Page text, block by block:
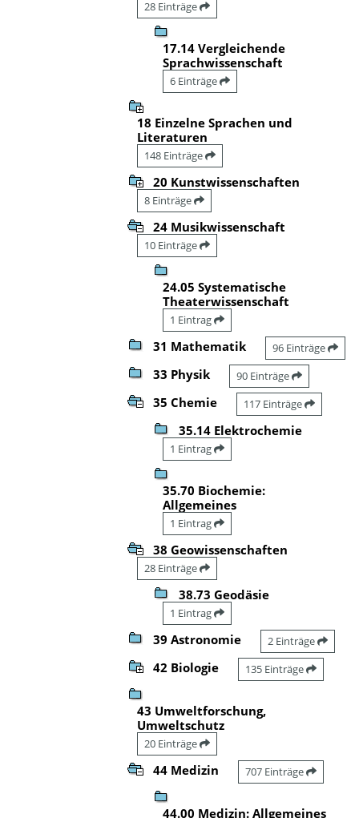
28 Einträge
17.14 Vergleichende
Sprachwissenschaft
6 Einträge
18 Einzelne Sprachen und
Literaturen
148 Einträge
20 Kunstwissenschaften
8 Einträge
24 Musikwissenschaft
10 Einträge
24.05 Systematische
Theaterwissenschaft
1 Eintrag
31 Mathematik 96 Einträge
33 Physik 90 Einträge
35 Chemie 117 Einträge
35.14 Elektrochemie
1 Eintrag
35.70 Biochemie:
Allgemeines
1 Eintrag
38 Geowissenschaften
28 Einträge
38.73 Geodäsie
1 Eintrag
39 Astronomie 2 Einträge
42 Biologie 135 Einträge
43 Umweltforschung,
Umweltschutz
20 Einträge
44 Medizin 707 Einträge
44.00 Medizin: Allgemeines